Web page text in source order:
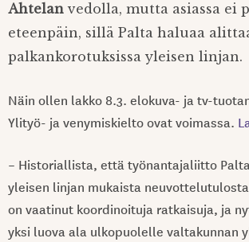
Ahtelan vedolla, mutta asiassa ei
eteenpäin, sillä Palta haluaa
palkankorotuksissa yleisen linjan.
Näin ollen lakko 8.3. elokuva- ja tv-
Ylityö- ja venymiskielto ovat voimassa.
– Historiallista, että työnantajaliitto
yleisen linjan mukaista
on vaatinut koordinoituja ratkaisuja, ja
yksi luova ala ulkopuolelle valtakunnan